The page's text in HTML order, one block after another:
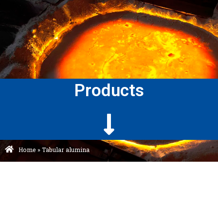
Products
Home »Tabular alumina